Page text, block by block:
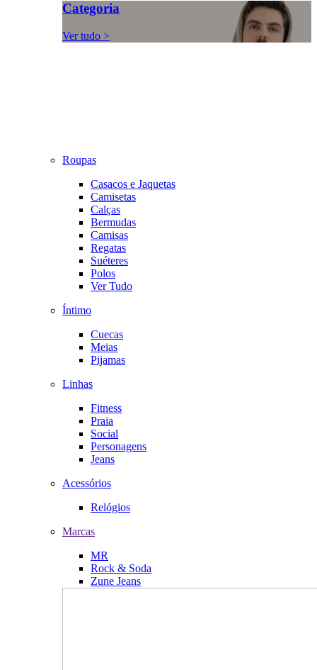
Categoria
Ver tudo >
Roupas
Casacos e Jaquetas
Camisetas
Calças
Bermudas
Camisas
Regatas
Suéteres
Polos
Ver Tudo
Íntimo
Cuecas
Meias
Pijamas
Linhas
Fitness
Praia
Social
Personagens
Jeans
Acessórios
Relógios
Marcas
MR
Rock & Soda
Zune Jeans